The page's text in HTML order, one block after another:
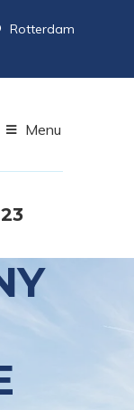
Rotterdam
Menu